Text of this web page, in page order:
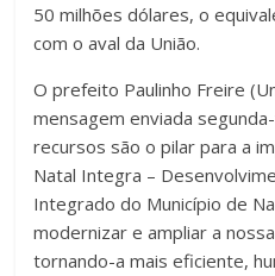
50 milhões dólares, o
com o aval da União.
O prefeito Paulinho Freire
mensagem enviada
recursos são o pilar para a
Natal Integra –
Integrado do Município de
modernizar e ampliar a
tornando-a mais eficiente,